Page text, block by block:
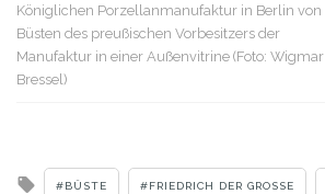
Königlichen Porzellanmanufaktur in Berlin von
Büsten des preußischen Vorbesitzers der
Manufaktur in einer Außenvitrine (Foto: Wigmar
Bressel)
Tagged
BÜSTE FRIEDRICH DER GROSSE